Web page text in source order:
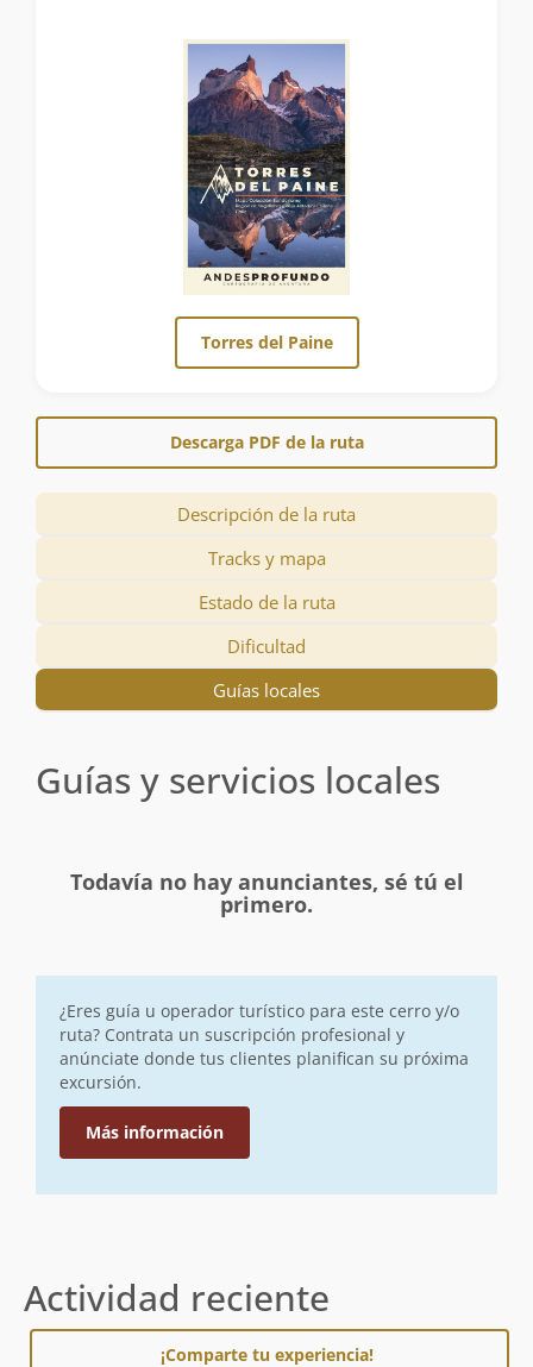
Torres del Paine
Descarga PDF de la ruta
Descripción de la ruta
Tracks y mapa
Estado de la ruta
Dificultad
Guías locales
Guías y servicios locales
Todavía no hay anunciantes, sé tú el
primero.
¿Eres guía u operador turístico para este cerro y/o
ruta? Contrata un suscripción profesional y
anúnciate donde tus clientes planifican su próxima
excursión.
Más información
Actividad reciente
¡Comparte tu experiencia!